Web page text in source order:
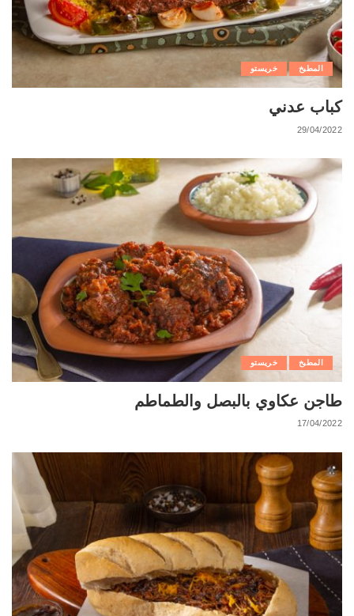
المطبخ خريستو
كباب عدني
29/04/2022
المطبخ خريستو
طاجن عكاوي بالبصل والطماطم
17/04/2022